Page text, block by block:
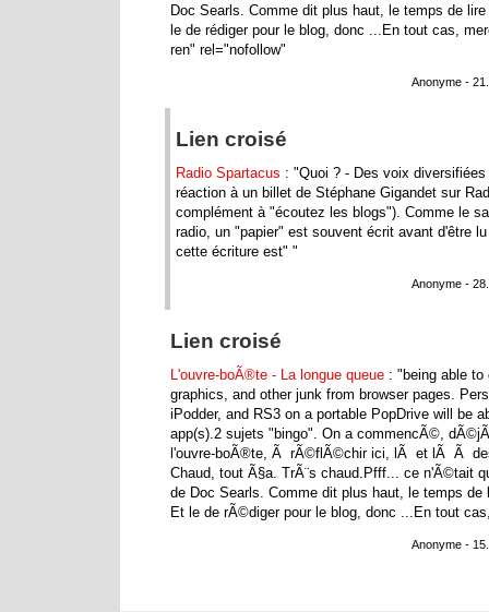
Doc Searls. Comme dit plus haut, le temps de
le de rédiger pour le blog, donc ...En tout cas,
ren" rel="nofollow"
Anonyme -
Lien croisé
Radio Spartacus : "Quoi ? - Des voix
réaction à un billet de Stéphane Gigandet sur
complément à "écoutez les blogs"). Comme le
radio, un "papier" est souvent écrit avant d'être
cette écriture est" "
Anonyme -
Lien croisé
L'ouvre-boÃ®te - La longue queue : "being able
graphics, and other junk from browser pages.
iPodder, and RS3 on a portable PopDrive will be
app(s).2 sujets "bingo". On a commencÃ©,
l'ouvre-boÃ®te, Ã rÃ©flÃ©chir ici, lÃ et lÃ Ã
Chaud, tout Ã§a. TrÃ¨s chaud.Pfff... ce n'Ã©tait
de Doc Searls. Comme dit plus haut, le temps de
Et le de rÃ©diger pour le blog, donc ...En tout
Anonyme -